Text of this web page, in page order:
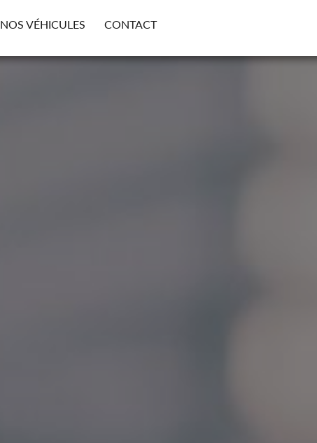
NOS VÉHICULES CONTACT